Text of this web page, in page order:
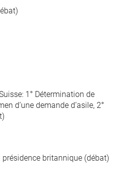
1° Détermination de
d’une demande d’asile, 2°
britannique (débat)